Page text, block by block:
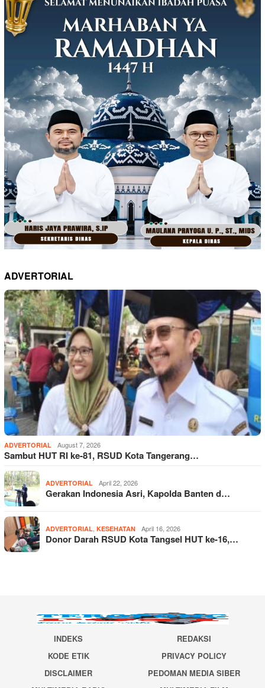
ADVERTORIAL
ADVERTORIAL August 7, 2026
Sambut HUT RI ke-81, RSUD Kota Tangerang…
ADVERTORIAL April 22, 2026
Gerakan Indonesia Asri, Kapolda Banten d…
ADVERTORIAL KESEHATAN April 16, 2026
Donor Darah RSUD Kota Tangsel HUT ke-16,…
INDEKS
REDAKSI
KODE ETIK
PRIVACY POLICY
DISCLAIMER
PEDOMAN MEDIA SIBER